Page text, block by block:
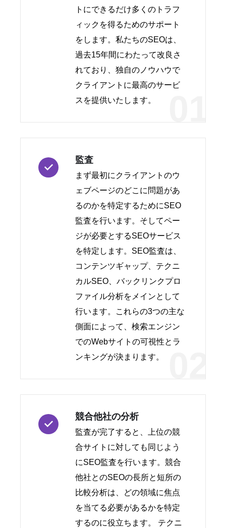
トにできるだけ多くのトラフ
ィックを得るためのサポート
をします。私たちのSEOは、
過去15年間にわたって改良さ
れており、独自のノウハウで
クライアントに最高のサービ
スを提供いたします。
監査
まず最初にクライアントのウ
ェブページのどこに問題があ
るのかを特定するためにSEO
監査を行います。そしてペー
ジが必要とするSEOサービス
を特定します。SEO監査は、
コンテンツギャップ、テクニ
カルSEO、バックリンクプロ
ファイル分析をメインとして
行います。これらの3つの主な
側面によって、検索エンジン
でのWebサイトの可視性とラ
ンキングが決まります。
競合他社の分析
監査が完了すると、上位の競
合サイトに対しても同じよう
にSEO監査を行います。競合
他社とのSEOの長所と短所の
比較分析は、どの領域に焦点
を当てる必要があるかを特定
するのに役立ちます。 テクニ